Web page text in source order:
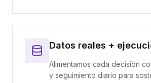
Datos reales +
Alimentamos cada decisión
y seguimiento diario para